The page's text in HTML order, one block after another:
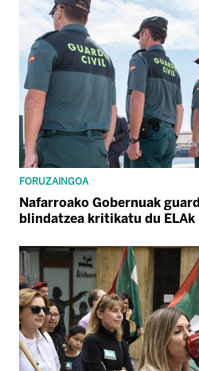
FORUZAINGOA
Nafarroako Gobernuak
blindatzea kritikatu du ELAk